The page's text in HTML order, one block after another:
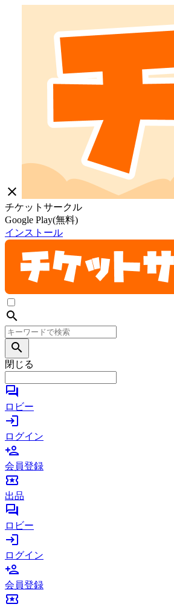
close
チケットサークル
Google Play(無料)
インストール
search
search
閉じる
forum
ロビー
login
ログイン
person_add
会員登録
local_activity
出品
forum
ロビー
login
ログイン
person_add
会員登録
local_activity